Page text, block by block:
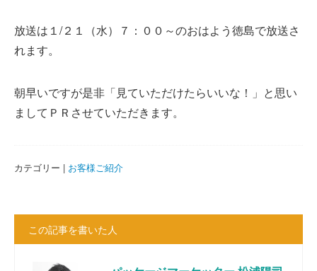
放送は１/２１（水）７：００～のおはよう徳島で放送さ
れます。
朝早いですが是非「見ていただけたらいいな！」と思い
ましてＰＲさせていただきます。
カテゴリー | お客様ご紹介
この記事を書いた人